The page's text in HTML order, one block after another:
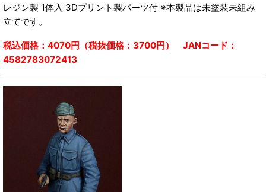
レジン製 1体入 3Dプリント製パーツ付 ※本製品は未塗装未組み
立てです。
税込価格：4070円（税抜価格：3700円） JANコード：
4582783072413